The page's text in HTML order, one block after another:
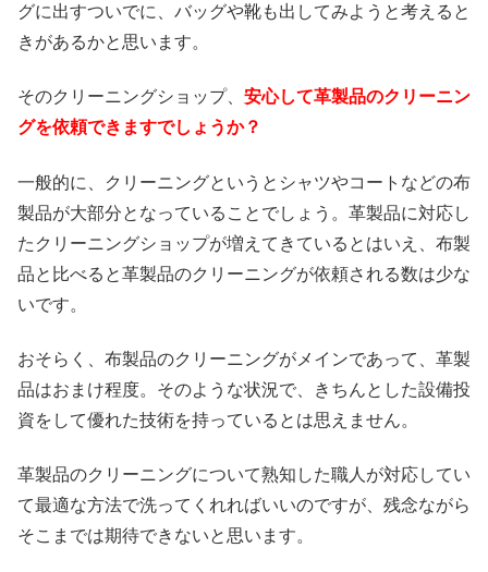
グに出すついでに、バッグや靴も出してみようと考えると
きがあるかと思います。
そのクリーニングショップ、 安心して革製品のクリーニン
グを依頼できますでしょうか？
一般的に、クリーニングというとシャツやコートなどの布
製品が大部分となっていることでしょう。革製品に対応し
たクリーニングショップが増えてきているとはいえ、布製
品と比べると革製品のクリーニングが依頼される数は少な
いです。
おそらく、布製品のクリーニングがメインであって、革製
品はおまけ程度。そのような状況で、きちんとした設備投
資をして優れた技術を持っているとは思えません。
革製品のクリーニングについて熟知した職人が対応してい
て最適な方法で洗ってくれればいいのですが、残念ながら
そこまでは期待できないと思います。